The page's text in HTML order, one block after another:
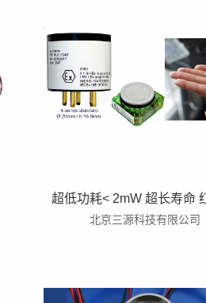
北京三源科技有限公司